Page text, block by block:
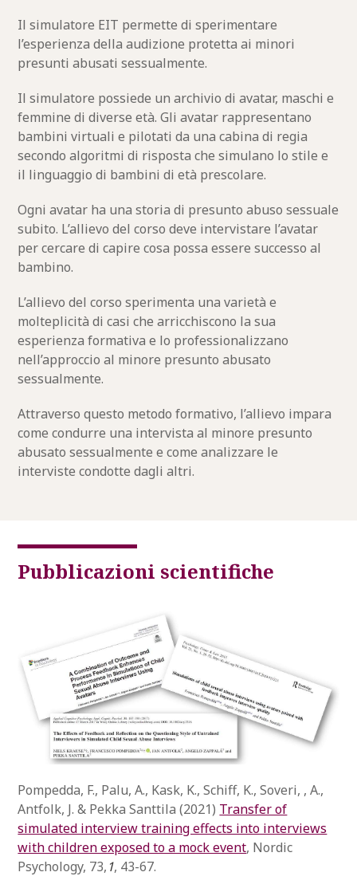
Il simulatore EIT permette di sperimentare
l’esperienza della audizione protetta ai minori
presunti abusati sessualmente.
Il simulatore possiede un archivio di avatar, maschi e
femmine di diverse età. Gli avatar rappresentano
bambini virtuali e pilotati da una cabina di regia
secondo algoritmi di risposta che simulano lo stile e
il linguaggio di bambini di età prescolare.
Ogni avatar ha una storia di presunto abuso sessuale
subito. L’allievo del corso deve intervistare l’avatar
per cercare di capire cosa possa essere successo al
bambino.
L’allievo del corso sperimenta una varietà e
molteplicità di casi che arricchiscono la sua
esperienza formativa e lo professionalizzano
nell’approccio al minore presunto abusato
sessualmente.
Attraverso questo metodo formativo, l’allievo impara
come condurre una intervista al minore presunto
abusato sessualmente e come analizzare le
interviste condotte dagli altri.
Pubblicazioni scientifiche
Pompedda, F., Palu, A., Kask, K., Schiff, K., Soveri, , A.,
Antfolk, J. & Pekka Santtila (2021) Transfer of
simulated interview training effects into interviews
with children exposed to a mock event, Nordic
Psychology, 73, 1, 43-67.